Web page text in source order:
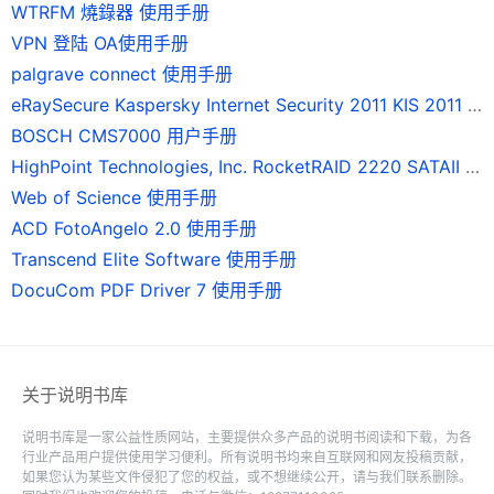
WTRFM 燒錄器 使用手册
VPN 登陆 OA使用手册
palgrave connect 使用手册
eRaySecure Kaspersky Internet Security 2011 KIS 2011 使用手册
BOSCH CMS7000 用户手册
HighPoint Technologies, Inc. RocketRAID 2220 SATAII 磁碟陣列卡 使用手冊
Web of Science 使用手册
ACD FotoAngelo 2.0 使用手册
Transcend Elite Software 使用手册
DocuCom PDF Driver 7 使用手册
关于说明书库
说明书库是一家公益性质网站，主要提供众多产品的说明书阅读和下载，为各
行业产品用户提供使用学习便利。所有说明书均来自互联网和网友投稿贡献，
如果您认为某些文件侵犯了您的权益，或不想继续公开，请与我们联系删除。